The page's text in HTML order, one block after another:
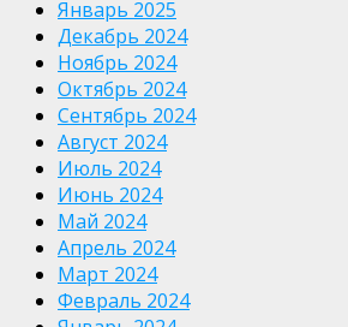
Январь 2025
Декабрь 2024
Ноябрь 2024
Октябрь 2024
Сентябрь 2024
Август 2024
Июль 2024
Июнь 2024
Май 2024
Апрель 2024
Март 2024
Февраль 2024